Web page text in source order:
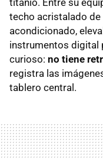
titanio. Entre su
techo acristalado de
acondicionado,
instrumentos digital
curioso: no tiene
registra las
tablero central.